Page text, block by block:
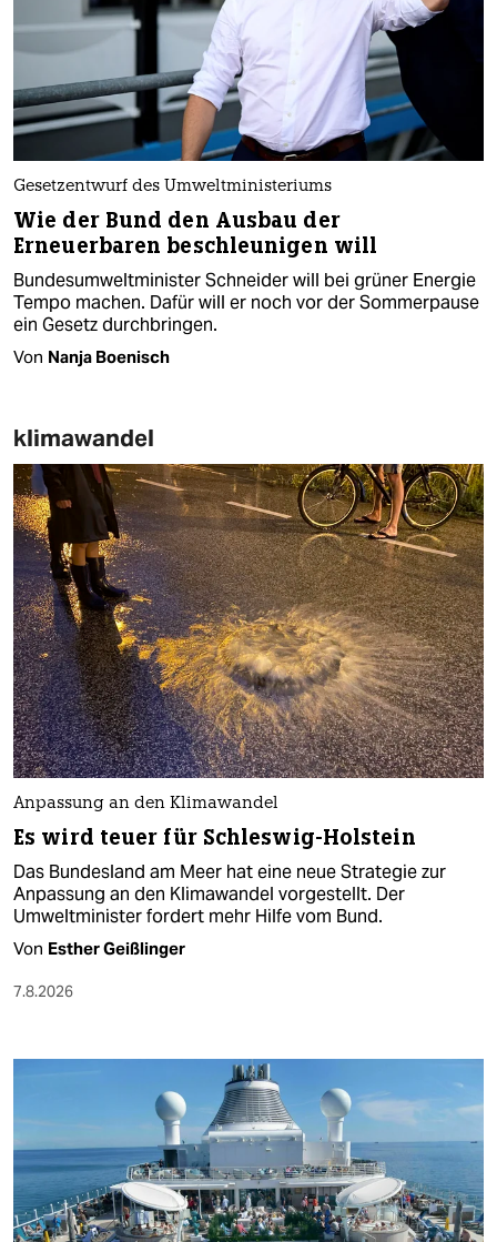
Gesetzentwurf des Umweltministeriums
Wie der Bund den Ausbau der
Erneuerbaren beschleunigen will
Bundesumweltminister Schneider will bei grüner Energie
Tempo machen. Dafür will er noch vor der Sommerpause
ein Gesetz durchbringen.
Von Nanja Boenisch
klimawandel
Anpassung an den Klimawandel
Es wird teuer für Schleswig-Holstein
Das Bundesland am Meer hat eine neue Strategie zur
Anpassung an den Klimawandel vorgestellt. Der
Umweltminister fordert mehr Hilfe vom Bund.
Von Esther Geißlinger
7.8.2026